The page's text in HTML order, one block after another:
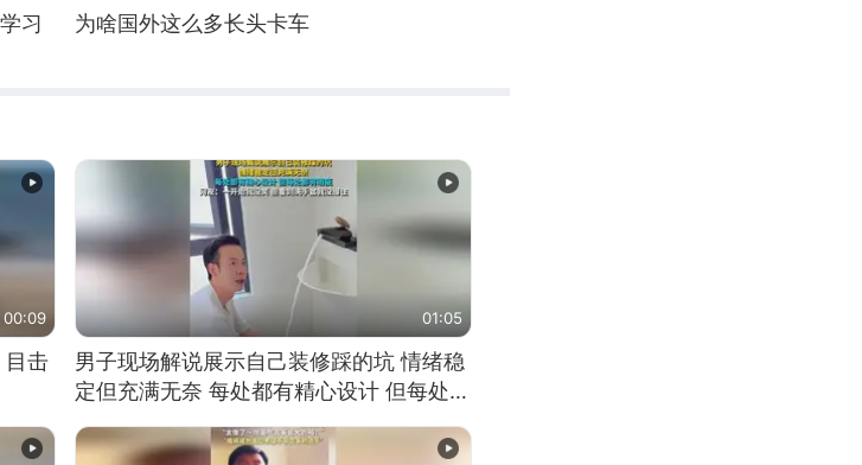
习
为啥国外这么多长头卡车
00:09
目击
01:05
男子现场解说展示自己装修踩的坑 情绪稳
定但充满无奈 每处都有精心设计 但每处都
我没绷住